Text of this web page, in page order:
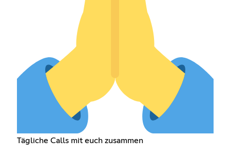
Tägliche Calls mit euch zusammen